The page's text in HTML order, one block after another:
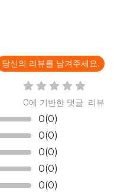
당신의 리뷰를 남겨주세요.
0에 기반한 댓글 리뷰
0(0)
0(0)
0(0)
0(0)
0(0)